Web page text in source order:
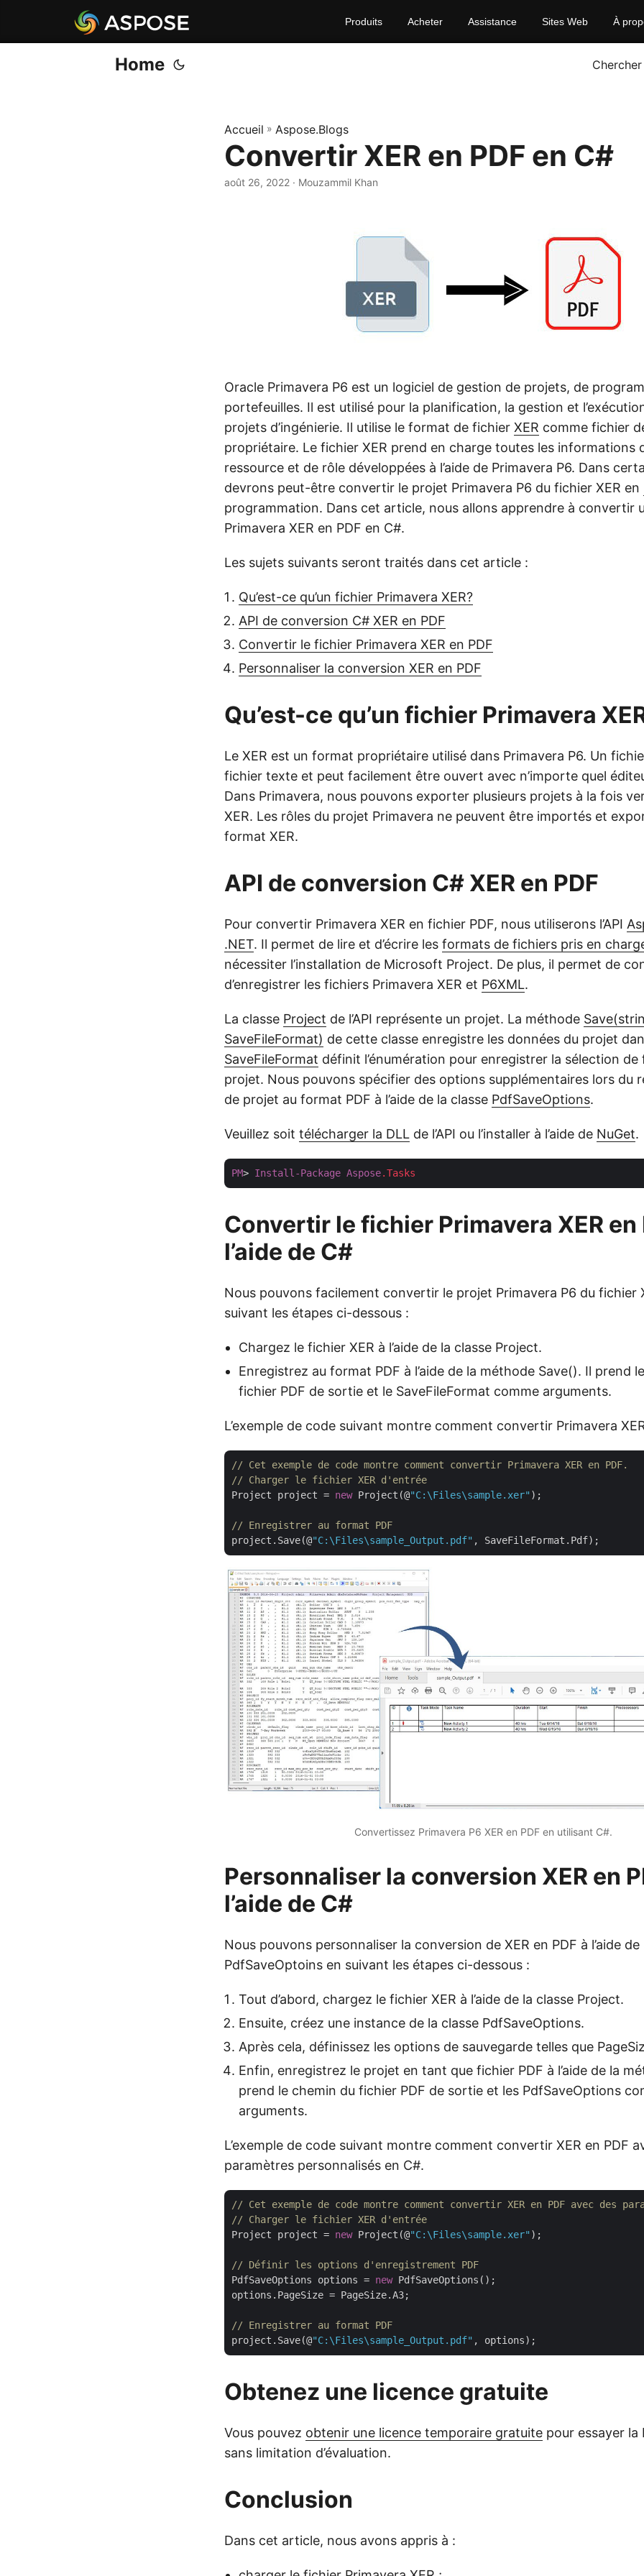
Produits Acheter Assistance Sites Web À
Home Chercher
Accueil » Aspose.Blogs
Convertir XER en PDF en C#
août 26, 2022 · Mouzammil Khan
Oracle Primavera P6 est un logiciel de gestion de projets, de
portefeuilles. Il est utilisé pour la planification, la gestion et
projets d’ingénierie. Il utilise le format de fichier XER comme fichier
propriétaire. Le fichier XER prend en charge toutes les informations
ressource et de rôle développées à l’aide de Primavera P6. Dans
devrons peut-être convertir le projet Primavera P6 du fichier XER en
programmation. Dans cet article, nous allons apprendre à convertir
Primavera XER en PDF en C#.
Les sujets suivants seront traités dans cet article :
Qu’est-ce qu’un fichier Primavera XER?
API de conversion C# XER en PDF
Convertir le fichier Primavera XER en PDF
Personnaliser la conversion XER en PDF
Qu’est-ce qu’un fichier Primavera
Le XER est un format propriétaire utilisé dans Primavera P6. Un
fichier texte et peut facilement être ouvert avec n’importe quel
Dans Primavera, nous pouvons exporter plusieurs projets à la fois
XER. Les rôles du projet Primavera ne peuvent être importés et
format XER.
API de conversion C# XER en PDF
Pour convertir Primavera XER en fichier PDF, nous utiliserons l’API
.NET. Il permet de lire et d’écrire les formats de fichiers pris en
nécessiter l’installation de Microsoft Project. De plus, il permet de
d’enregistrer les fichiers Primavera XER et P6XML.
La classe Project de l’API représente un projet. La méthode
SaveFileFormat) de cette classe enregistre les données du projet
SaveFileFormat définit l’énumération pour enregistrer la sélection
projet. Nous pouvons spécifier des options supplémentaires lors du
de projet au format PDF à l’aide de la classe PdfSaveOptions.
Veuillez soit télécharger la DLL de l’API ou l’installer à l’aide de NuGet.
PM> Install-Package Aspose.Tasks
Convertir le fichier Primavera XER en
l’aide de C#
Nous pouvons facilement convertir le projet Primavera P6 du fichier
suivant les étapes ci-dessous :
Chargez le fichier XER à l’aide de la classe Project.
Enregistrez au format PDF à l’aide de la méthode Save(). Il prend
fichier PDF de sortie et le SaveFileFormat comme arguments.
L’exemple de code suivant montre comment convertir Primavera
// Cet exemple de code montre comment convertir Primavera XER en PDF.
// Charger le fichier XER d'entrée
Project project = new Project(@"C:\Files\sample.xer" );
// Enregistrer au format PDF
project.Save(@"C:\Files\sample_Output.pdf"
Convertissez Primavera P6 XER en PDF en utilisant C#.
Personnaliser la conversion XER en
l’aide de C#
Nous pouvons personnaliser la conversion de XER en PDF à l’aide de
PdfSaveOptoins en suivant les étapes ci-dessous :
Tout d’abord, chargez le fichier XER à l’aide de la classe Project.
Ensuite, créez une instance de la classe PdfSaveOptions.
Après cela, définissez les options de sauvegarde telles que
Enfin, enregistrez le projet en tant que fichier PDF à l’aide de la
prend le chemin du fichier PDF de sortie et les PdfSaveOptions
arguments.
L’exemple de code suivant montre comment convertir XER en PDF
paramètres personnalisés en C#.
// Cet exemple de code montre comment convertir XER en PDF avec des
// Charger le fichier XER d'entrée
Project project = new Project(@"C:\Files\sample.xer" );
// Définir les options d'enregistrement PDF
PdfSaveOptions options = new PdfSaveOptions();
options.PageSize = PageSize.A3;
// Enregistrer au format PDF
project.Save(@"C:\Files\sample_Output.pdf"
Obtenez une licence gratuite
Vous pouvez obtenir une licence temporaire gratuite pour essayer la
sans limitation d’évaluation.
Conclusion
Dans cet article, nous avons appris à :